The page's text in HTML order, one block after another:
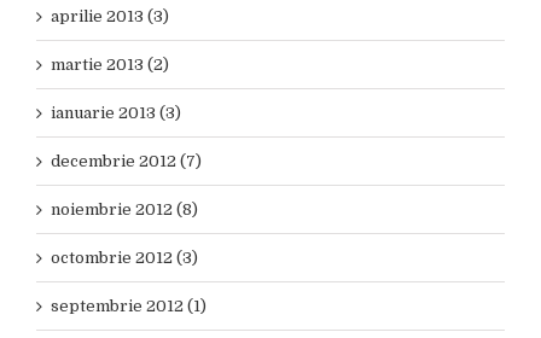
aprilie 2013 (3)
martie 2013 (2)
ianuarie 2013 (3)
decembrie 2012 (7)
noiembrie 2012 (8)
octombrie 2012 (3)
septembrie 2012 (1)